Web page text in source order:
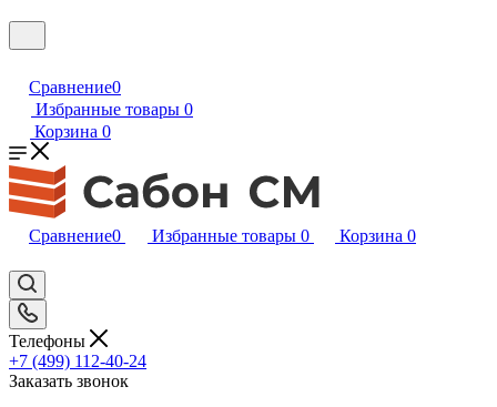
Сравнение0
Избранные товары 0
Корзина 0
Сравнение0 Избранные товары 0 Корзина 0
Телефоны
+7 (499) 112-40-24
Заказать звонок